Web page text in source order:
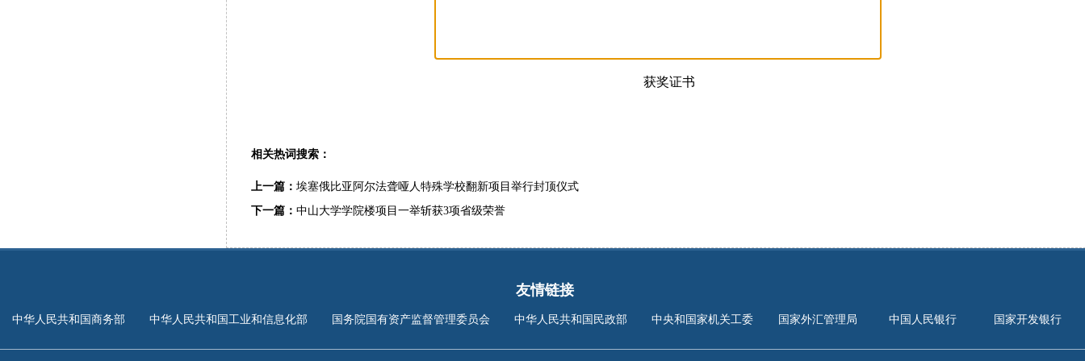
获奖证书
相关热词搜索：
上一篇： 埃塞俄比亚阿尔法聋哑人特殊学校翻新项目举行封顶仪式
下一篇： 中山大学学院楼项目一举斩获3项省级荣誉
友情链接
中华人民共和国商务部 中华人民共和国工业和信息化部 国务院国有资产监督管理委员会 中华人民共和国民政部 中央和国家机关工委 国家外汇管理局 中国人民银行 国家开发银行